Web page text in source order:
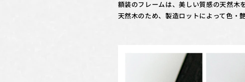
額装のフレームは、美しい質感の天然木
天然木のため、製造ロットによって色・